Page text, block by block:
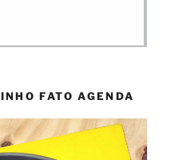
FATO AGENDA